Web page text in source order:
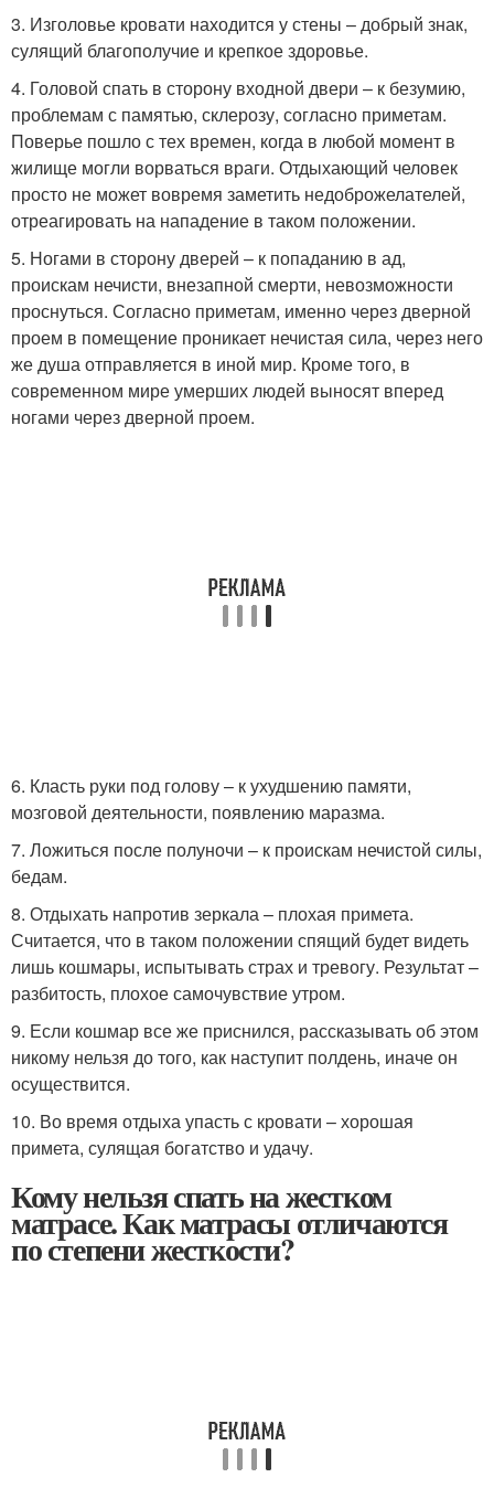
3. Изголовье кровати находится у стены – добрый знак,
сулящий благополучие и крепкое здоровье.
4. Головой спать в сторону входной двери – к безумию,
проблемам с памятью, склерозу, согласно приметам.
Поверье пошло с тех времен, когда в любой момент в
жилище могли ворваться враги. Отдыхающий человек
просто не может вовремя заметить недоброжелателей,
отреагировать на нападение в таком положении.
5. Ногами в сторону дверей – к попаданию в ад,
проискам нечисти, внезапной смерти, невозможности
проснуться. Согласно приметам, именно через дверной
проем в помещение проникает нечистая сила, через него
же душа отправляется в иной мир. Кроме того, в
современном мире умерших людей выносят вперед
ногами через дверной проем.
6. Класть руки под голову – к ухудшению памяти,
мозговой деятельности, появлению маразма.
7. Ложиться после полуночи – к проискам нечистой силы,
бедам.
8. Отдыхать напротив зеркала – плохая примета.
Считается, что в таком положении спящий будет видеть
лишь кошмары, испытывать страх и тревогу. Результат –
разбитость, плохое самочувствие утром.
9. Если кошмар все же приснился, рассказывать об этом
никому нельзя до того, как наступит полдень, иначе он
осуществится.
10. Во время отдыха упасть с кровати – хорошая
примета, сулящая богатство и удачу.
Кому нельзя спать на жестком
матрасе. Как матрасы отличаются
по степени жесткости?